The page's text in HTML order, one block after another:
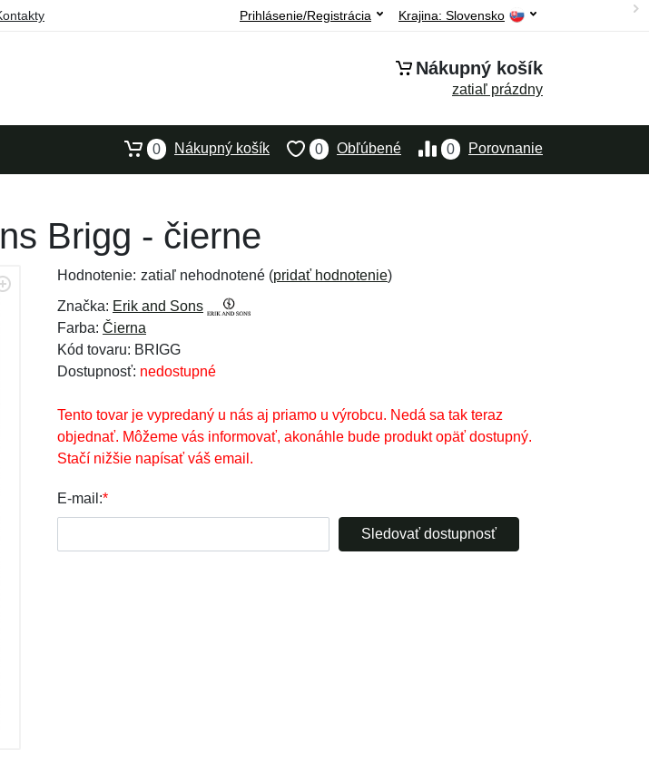
Krajina: Slovensko
Prihlásenie/Registrácia
Nákupný košík
zatiaľ prázdny
0 Porovnanie
0 Obľúbené
0 Nákupný košík
Brigg - čierne
Hodnotenie: zatiaľ nehodnotené (pridať hodnotenie)
Značka: Erik and Sons
Farba: Čierna
Kód tovaru: BRIGG
Dostupnosť: nedostupné
Tento tovar je vypredaný u nás aj priamo u výrobcu. Nedá sa tak teraz
objednať. Môžeme vás informovať, akonáhle bude produkt opäť dostupný.
Stačí nižšie napísať váš email.
E-mail:*
Sledovať dostupnosť